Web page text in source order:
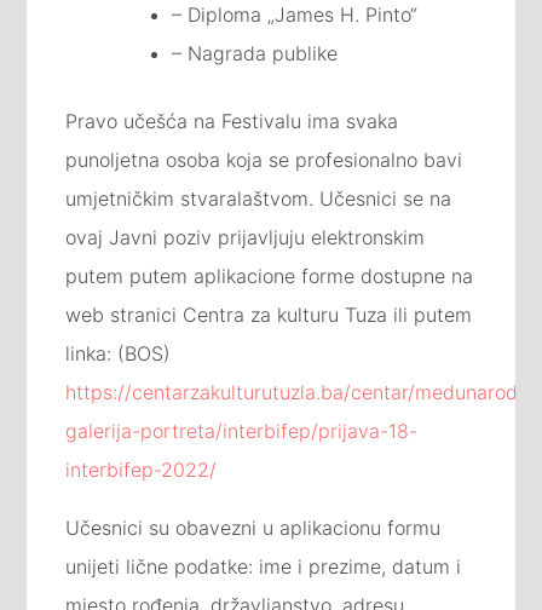
– Diploma „James H. Pinto“
– Nagrada publike
Pravo učešća na Festivalu ima svaka
punoljetna osoba koja se profesionalno bavi
umjetničkim stvaralaštvom. Učesnici se na
ovaj Javni poziv prijavljuju elektronskim
putem putem aplikacione forme dostupne na
web stranici Centra za kulturu Tuza ili putem
linka: (BOS)
https://centarzakulturutuzla.ba/centar/
galerija-portreta/interbifep/prijava-18-
interbifep-2022/
Učesnici su obavezni u aplikacionu formu
unijeti lične podatke: ime i prezime, datum i
mjesto rođenja, državljanstvo, adresu,